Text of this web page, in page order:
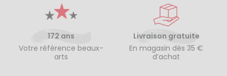
172 ans
Votre référence beaux-
arts
Livraison gratuite
En magasin dès 35 €
d’achat